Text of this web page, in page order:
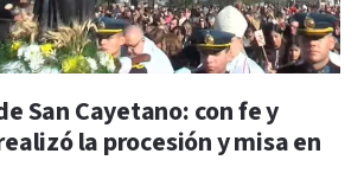
San Cayetano: con fe y
la procesión y misa en